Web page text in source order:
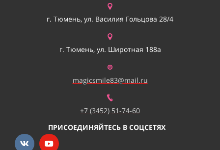
г. Тюмень, ул. Василия Гольцова 28/4
г. Тюмень, ул. Широтная 188а
magicsmile83@mail.ru
+7 (3452) 51-74-60
ПРИСОЕДИНЯЙТЕСЬ В СОЦСЕТЯХ